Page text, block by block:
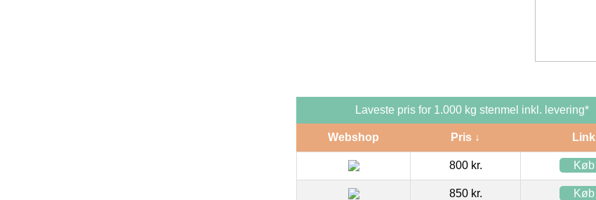
Laveste pris for 1.000 kg stenmel inkl. levering*
Webshop Pris ↓ Link
800 kr. Køb
850 kr. Køb